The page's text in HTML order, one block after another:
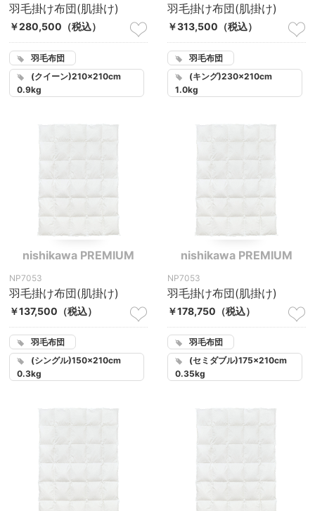
羽毛掛け布団(肌掛け)
￥280,500 （税込）
羽毛布団
(クイーン)210×210cm
0.9kg
羽毛掛け布団(肌掛け)
￥313,500 （税込）
羽毛布団
(キング)230×210cm
1.0kg
nishikawa PREMIUM
NP7053
羽毛掛け布団(肌掛け)
￥137,500 （税込）
羽毛布団
(シングル)150×210cm
0.3kg
nishikawa PREMIUM
NP7053
羽毛掛け布団(肌掛け)
￥178,750 （税込）
羽毛布団
(セミダブル)175×210cm
0.35kg